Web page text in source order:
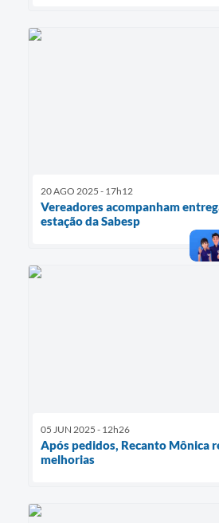
20 AGO 2025 - 17h12
Vereadores acompanham
estação da Sabesp
05 JUN 2025 - 12h26
Após pedidos, Recanto Mônica
melhorias